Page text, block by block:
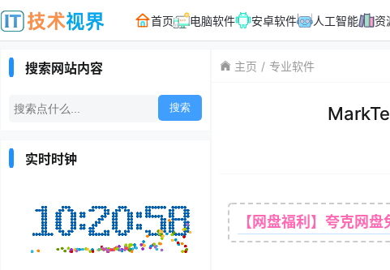
首页 电脑软件 安卓软件 人工智能 资
搜索网站内容
实时时钟
主页 专业软件
【网盘福利】夸克网